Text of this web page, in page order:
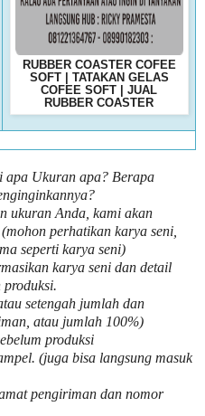
RUBBER COASTER COFEE
SOFT | TATAKAN GELAS
COFEE SOFT | JUAL
RUBBER COASTER
apa Ukuran apa? Berapa
ukuran Anda, kami akan
perhatikan karya seni,
seperti karya seni)
karya seni dan detail
produksi.
setengah jumlah dan
atau jumlah 100%)
produksi
(juga bisa langsung masuk
pengiriman dan nomor